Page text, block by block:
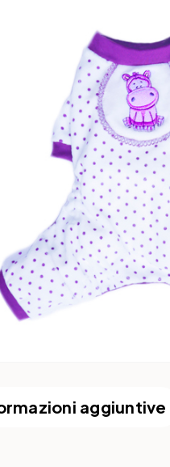
aggiuntive